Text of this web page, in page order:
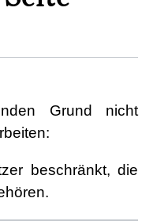
Grund nicht
beschränkt, die